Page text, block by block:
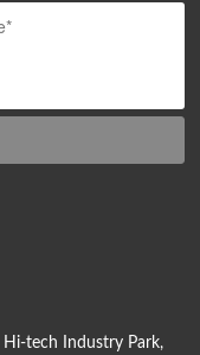
Hi-tech Industry Park,